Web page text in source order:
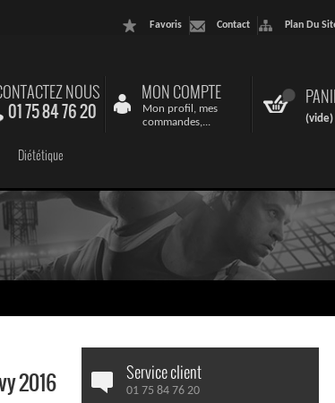
Favoris Contact Plan Du
NOUS
01 75 84 76 20
MON COMPTE
Mon profil, mes
commandes,...
(vide)
Diététique
2016 Service client
01 75 84 76 20